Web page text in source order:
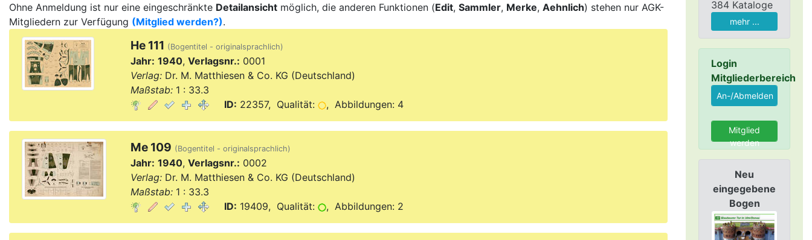
384 Kataloge
mehr ...
Login
Mitgliederbereich
Mitglied
werden
Neu
eingegebene
Bogen
Ohne Anmeldung ist nur eine eingeschränkte Detailansicht möglich, die anderen Funktionen (Edit, Sammler, Merke, Aehnlich) stehen nur AGK-
Mitgliedern zur Verfügung (Mitglied werden?).
He 111 (Bogentitel - originalsprachlich)
Jahr: 1940, Verlagsnr.: 0001
Verlag:Dr. M. Matthiesen & Co. KG (Deutschland)
Maßstab:1 : 33.3
ID: 22357, Qualität: , Abbildungen: 4
Me 109 (Bogentitel - originalsprachlich)
Jahr: 1940, Verlagsnr.: 0002
Verlag:Dr. M. Matthiesen & Co. KG (Deutschland)
Maßstab:1 : 33.3
ID: 19409, Qualität: , Abbildungen: 2